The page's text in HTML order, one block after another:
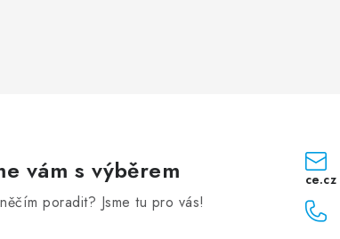
vám s výběrem
poradit? Jsme tu pro vás!
ce.cz